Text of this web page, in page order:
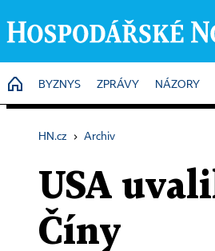
HOME
BYZNYS ZPRÁVY NÁZORY
HN.cz › Archiv
USA
Číny